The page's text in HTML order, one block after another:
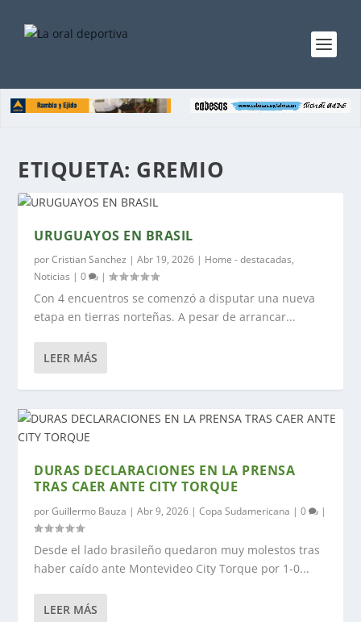
ETIQUETA: GREMIO
URUGUAYOS EN BRASIL
porCristian Sanchez |Abr 19, 2026 | Home - destacadas,
Noticias |0 |
Con 4 encuentros se comenzó a disputar una nueva
etapa en tierras norteñas. A pesar de arrancar...
LEER MÁS
DURAS DECLARACIONES EN LA PRENSA
TRAS CAER ANTE CITY TORQUE
porGuillermo Bauza |Abr 9, 2026 |Copa Sudamericana |0 |
Desde el lado brasileño quedaron muy molestos tras
haber caído ante Montevideo City Torque por 1-0...
LEER MÁS